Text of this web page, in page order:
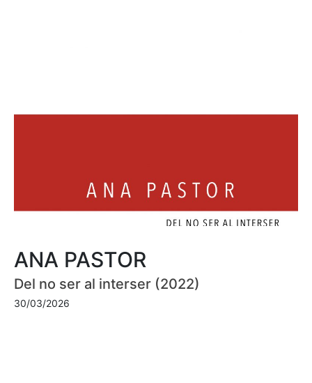
ANA PASTOR
Del no ser al interser (2022)
30/03/2026